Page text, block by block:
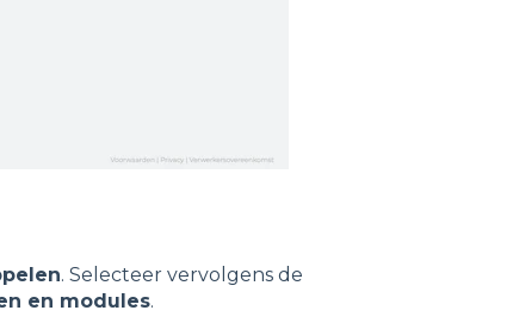
. Selecteer vervolgens de
en modules.